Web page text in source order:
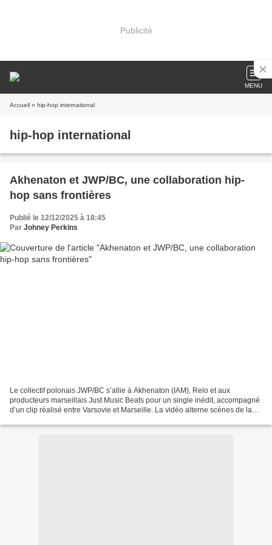
Publicité
MENU
Accueil » hip-hop international
hip-hop international
Akhenaton et JWP/BC, une collaboration hip-
hop sans frontières
Publié le 12/12/2025 à 18:45
Par Johney Perkins
Le collectif polonais JWP/BC s’allie à Akhenaton (IAM), Relo et aux
producteurs marseillais Just Music Beats pour un single inédit, accompagné
d’un clip réalisé entre Varsovie et Marseille. La vidéo alterne scènes de la